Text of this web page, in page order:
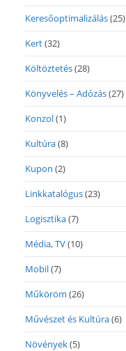
Keresőoptimalizálás(25)
Kert(32)
Költöztetés(28)
Könyvelés – Adózás(27)
Konzol(1)
Kultúra(8)
Kupon (2)
Linkkatalógus(23)
Logisztika(7)
Média, TV(10)
Mobil(7)
Műköröm (26)
Művészet és Kultúra(6)
Növények(5)